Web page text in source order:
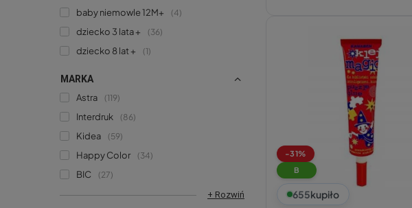
baby niemowle 12M+
4
dziecko 3 lata + 36
dziecko 8 lat + 1
MARKA
Astra
119
Interdruk 86
Kidea 59
Happy Color 34
BIC
27
+ Rozwiń
-31%
B
655kupiło